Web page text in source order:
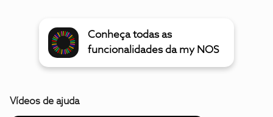
Conheça todas as
funcionalidades da my NOS
Vídeos de ajuda